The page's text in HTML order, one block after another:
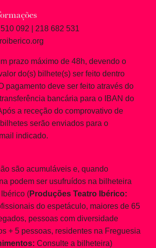
092 | 218 682 531
prazo máximo de 48h, devendo o
do(s) bilhete(s) ser feito dentro
pagamento deve ser feito através do
bancária para o IBAN do
a receção do comprovativo de
serão enviados para o
indicado.
são acumuláveis e, quando
podem ser usufruídos na bilheteira
(Produções Teatro Ibérico:
do espetáculo, maiores de 65
pessoas com diversidade
+ 5 pessoas, residentes na Freguesia
Consulte a bilheteira)